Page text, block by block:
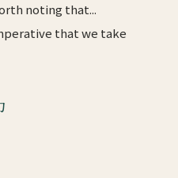
noting that...
that we take